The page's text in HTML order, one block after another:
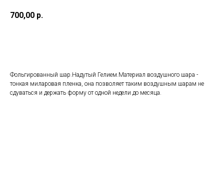
700,00 р.
Фольгированный шар.Надутый Гелием.Материал воздушного шара -
тонкая миларовая пленка, она позволяет таким воздушным шарам не
сдуваться и держать форму от одной недели до месяца.